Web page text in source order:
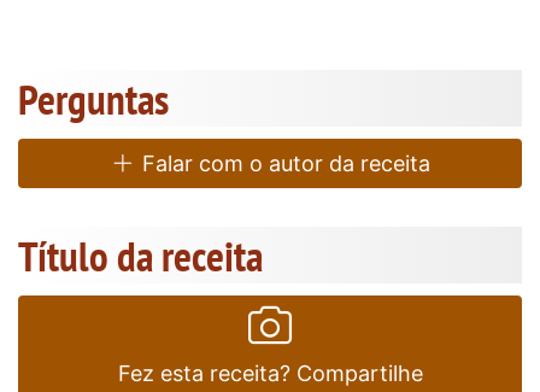
Perguntas
Falar com o autor da receita
Título da receita
Fez esta receita? Compartilhe